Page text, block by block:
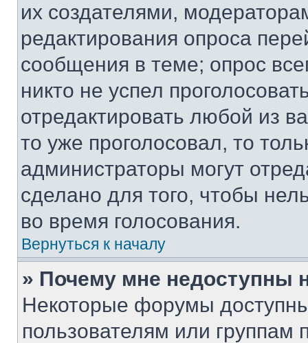
их создателями,
редактирования опроса
сообщения в теме; опрос
никто не успел
отредактировать любой из
то уже проголосовал, то
администраторы могут
сделано для того, чтобы
во время голосования.
Вернуться к началу
» Почему мне недоступны
Некоторые форумы
пользователям или группам